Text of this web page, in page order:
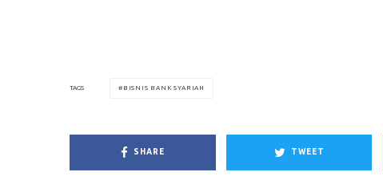
TAGS BISNIS BANK SYARIAH
SHARE TWEET